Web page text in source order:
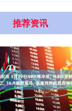
推荐资讯